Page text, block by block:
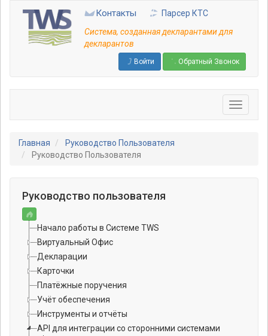
основному
содержанию
Контакты
Парсер КТС
Система, созданная декларантами для
декларантов
Войти Обратный Звонок
Главная
Руководство Пользователя
Руководство Пользователя
Руководство пользователя
Начало работы в Системе TWS
Виртуальный Офис
Декларации
Карточки
Платёжные поручения
Учёт обеспечения
Инструменты и отчёты
API для интеграции со сторонними системами